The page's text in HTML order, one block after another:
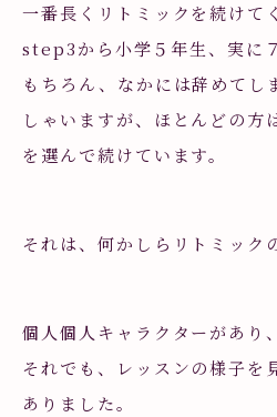
一番長くリトミックを続けて
step3から小学５年生、実に
もちろん、なかには辞めてし
しゃいますが、ほとんどの方
を選んで続けています。
それは、何かしらリトミック
個人個人キャラクターがあり
それでも、レッスンの様子を
ありました。